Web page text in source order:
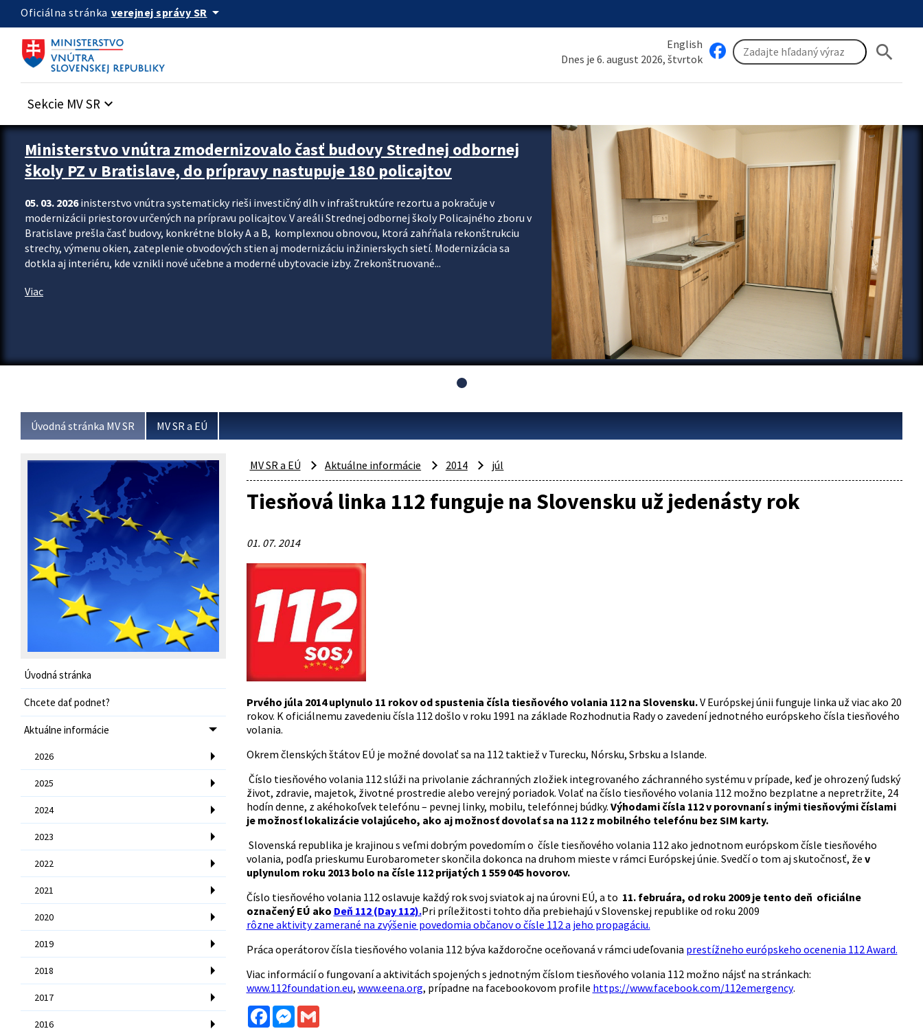
Preskocit na hlavný obsah
Oficiálna stránka verejnej správy SR arrow_drop_down
English
Dnes je 6. august 2026, štvrtok
search
Sekcie MV SR keyboard_arrow_down
Ministerstvo vnútra zmodernizovalo časť budovy Strednej odbornej
školy PZ v Bratislave, do prípravy nastupuje 180 policajtov
05. 03. 2026inisterstvo vnútra systematicky rieši investičný dlh v infraštruktúre rezortu a pokračuje v
modernizácii priestorov určených na prípravu policajtov. V areáli Strednej odbornej školy Policajného zboru v
Bratislave prešla časť budovy, konkrétne bloky A a B, komplexnou obnovou, ktorá zahŕňala rekonštrukciu
strechy, výmenu okien, zateplenie obvodových stien aj modernizáciu inžinierskych sietí. Modernizácia sa
dotkla aj interiéru, kde vznikli nové učebne a moderné ubytovacie izby. Zrekonštruované...
Viac
Úvodná stránka MV SR MV SR a EÚ
Úvodná stránka
Chcete dať podnet?
Aktuálne informácie
2026
2025
2024
2023
2022
2021
2020
2019
2018
2017
2016
MV SR a EÚ Aktuálne informácie 2014 júl
Tiesňová linka 112 funguje na Slovensku už jedenásty rok
01. 07. 2014
Prvého júla 2014 uplynulo 11 rokov od spustenia čísla tiesňového volania 112 na Slovensku.V Európskej únii funguje linka už viac ako 20
rokov. K oficiálnemu zavedeniu čísla 112 došlo v roku 1991 na základe Rozhodnutia Rady o zavedení jednotného európskeho čísla tiesňového
volania.
Okrem členských štátov EÚ je možné dovolať sa na 112 taktiež v Turecku, Nórsku, Srbsku a Islande.
Číslo tiesňového volania 112 slúži na privolanie záchranných zložiek integrovaného záchranného systému v prípade, keď je ohrozený ľudský
život, zdravie, majetok, životné prostredie alebo verejný poriadok. Volať na číslo tiesňového volania 112 možno bezplatne a nepretržite, 24
hodín denne, z akéhokoľvek telefónu – pevnej linky, mobilu, telefónnej búdky. Výhodami čísla 112 v porovnaní s inými tiesňovými číslami
je možnosť lokalizácie volajúceho, ako aj možnosť dovolať sa na 112 z mobilného telefónu bez SIM karty.
Slovenská republika je krajinou s veľmi dobrým povedomím o čísle tiesňového volania 112 ako jednotnom európskom čísle tiesňového
volania, podľa prieskumu Eurobarometer skončila dokonca na druhom mieste v rámci Európskej únie. Svedčí o tom aj skutočnosť, že v
uplynulom roku 2013 bolo na čísle 112 prijatých 1 559 045 hovorov.
Číslo tiesňového volania 112 oslavuje každý rok svoj sviatok aj na úrovni EÚ, a to 11. februára, od roku 2009 je tento deň oficiálne
označený EÚ ako Deň 112 (Day 112).Pri príležitosti tohto dňa prebiehajú v Slovenskej republike od roku 2009
rôzne aktivity zamerané na zvýšenie povedomia občanov o čísle 112 a jeho propagáciu.
Práca operátorov čísla tiesňového volania 112 býva každoročne oceňovaná v rámci udeľovania prestížneho európskeho ocenenia 112 Award.
Viac informácií o fungovaní a aktivitách spojených s jednotným číslom tiesňového volania 112 možno nájsť na stránkach:
www.112foundation.eu, www.eena.org, prípadne na facebookovom profile https://www.facebook.com/112emergency.
FacebookMessenger
Gmail